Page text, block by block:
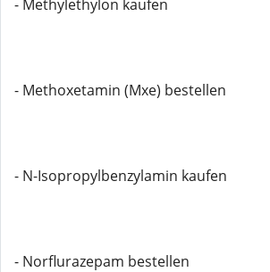
- Methylethylon kaufen
- Methoxetamin (Mxe) bestellen
- N-Isopropylbenzylamin kaufen
- Norflurazepam bestellen